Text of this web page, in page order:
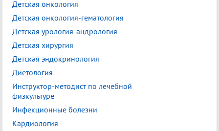
Детская онкология
Детская онкология-гематология
Детская урология-андрология
Детская хирургия
Детская эндокринология
Диетология
Инструктор-методист по лечебной
физкультуре
Инфекционные болезни
Кардиология